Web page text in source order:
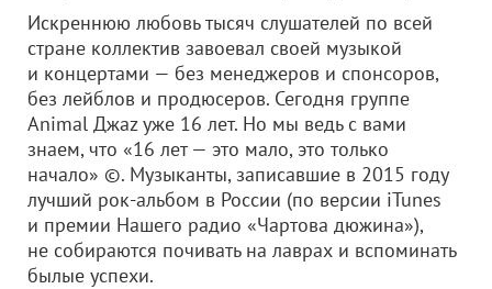
Искреннюю любовь тысяч слушателей по всей
стране коллектив завоевал своей музыкой
и концертами — без менеджеров и спонсоров,
без лейблов и продюсеров. Сегодня группе
Animal Джаz уже 16 лет. Но мы ведь с вами
знаем, что «16 лет — это мало, это только
начало» ©. Музыканты, записавшие в 2015 году
лучший рок-альбом в России (по версии iTunes
и премии Нашего радио «Чартова дюжина»),
не собираются почивать на лаврах и вспоминать
былые успехи.